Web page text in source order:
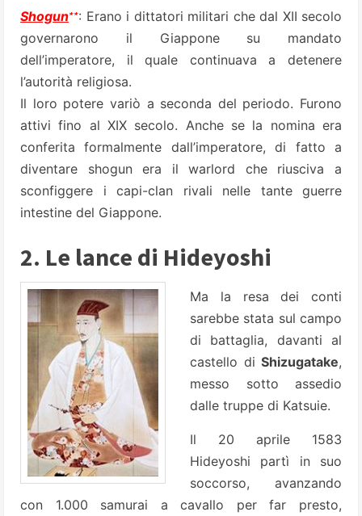
Shogun∗∗: Erano i dittatori militari che dal XII secolo
governarono il Giappone su mandato
dell’imperatore, il quale continuava a detenere
l’autorità religiosa.
Il loro potere variò a seconda del periodo. Furono
attivi fino al XIX secolo. Anche se la nomina era
conferita formalmente dall’imperatore, di fatto a
diventare shogun era il warlord che riusciva a
sconfiggere i capi-clan rivali nelle tante guerre
intestine del Giappone.
2. Le lance di Hideyoshi
Ma la resa dei conti
sarebbe stata sul campo
di battaglia, davanti al
castello di Shizugatake,
messo sotto assedio
dalle truppe di Katsuie.
Il 20 aprile 1583
Hideyoshi partì in suo
soccorso, avanzando
con 1.000 samurai a cavallo per far presto,